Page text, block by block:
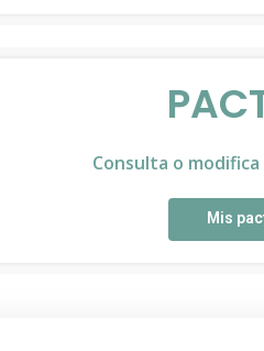
Consulta o
Mis